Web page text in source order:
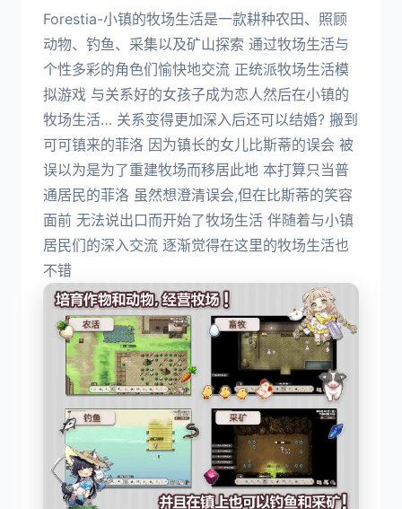
Forestia-小镇的牧场生活是一款耕种农田、照顾
动物、钓鱼、采集以及矿山探索 通过牧场生活与
个性多彩的角色们愉快地交流 正统派牧场生活模
拟游戏 与关系好的女孩子成为恋人然后在小镇的
牧场生活… 关系变得更加深入后还可以结婚? 搬到
可可镇来的菲洛 因为镇长的女儿比斯蒂的误会 被
误以为是为了重建牧场而移居此地 本打算只当普
通居民的菲洛 虽然想澄清误会,但在比斯蒂的笑容
面前 无法说出口而开始了牧场生活 伴随着与小镇
居民们的深入交流 逐渐觉得在这里的牧场生活也
不错